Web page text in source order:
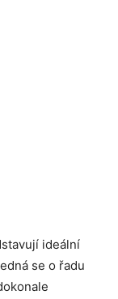
ideální
se o řadu